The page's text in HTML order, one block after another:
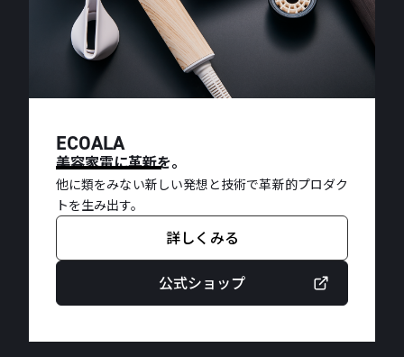
ECOALA
美容家電に革新を。
他に類をみない新しい発想と技術で革新的プロダク
トを生み出す。
詳しくみる
公式ショップ